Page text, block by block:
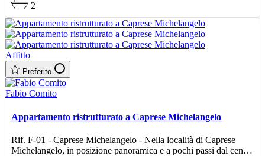
2
Affitto
Preferito
Fabio Comito
Appartamento ristrutturato a Caprese Michelangelo
Rif. F-01 - Caprese Michelangelo - Nella località di Caprese
Michelangelo, in posizione panoramica e a pochi passi dal centro